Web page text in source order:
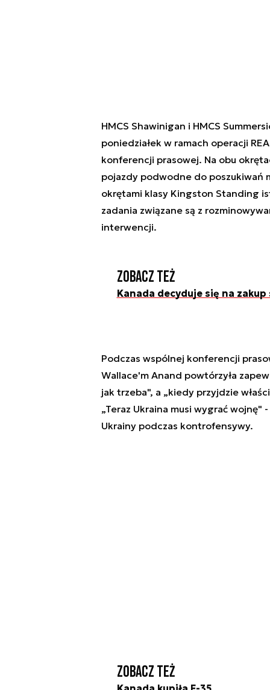
HMCS Shawinigan i HMCS
poniedziałek w ramach operacji
konferencji prasowej. Na obu
pojazdy podwodne do poszukiwań
okrętami klasy Kingston Standing
zadania związane są z
interwencji.
Zobacz też
Kanada decyduje się na
Podczas wspólnej konferencji
Wallace'm Anand powtórzyła
jak trzeba", a „kiedy przyjdzie
„Teraz Ukraina musi wygrać wojnę"
Ukrainy podczas kontrofensywy.
Zobacz też